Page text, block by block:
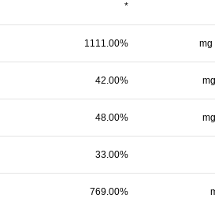
*
1111.00%
42.00%
48.00%
33.00%
769.00%